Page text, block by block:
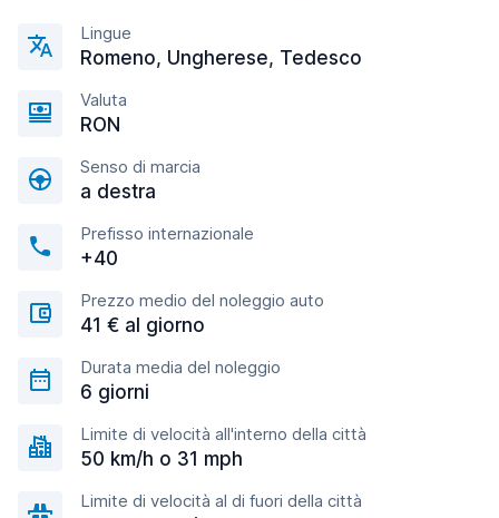
Lingue
Romeno, Ungherese, Tedesco
Valuta
RON
Senso di marcia
a destra
Prefisso internazionale
+40
Prezzo medio del noleggio auto
41 € al giorno
Durata media del noleggio
6 giorni
Limite di velocità all'interno della città
50 km/h o 31 mph
Limite di velocità al di fuori della città